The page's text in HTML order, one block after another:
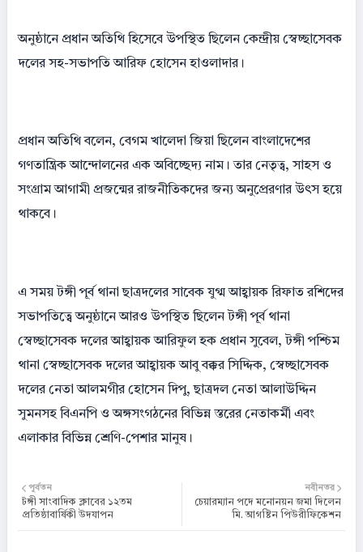
অনুষ্ঠানে প্রধান অতিথি হিসেবে উপস্থিত ছিলেন কেন্দ্রীয় স্বেচ্ছাসেবক
দলের সহ-সভাপতি আরিফ হোসেন হাওলাদার।
প্রধান অতিথি বলেন, বেগম খালেদা জিয়া ছিলেন বাংলাদেশের
গণতান্ত্রিক আন্দোলনের এক অবিচ্ছেদ্য নাম। তার নেতৃত্ব, সাহস ও
সংগ্রাম আগামী প্রজন্মের রাজনীতিকদের জন্য অনুপ্রেরণার উৎস হয়ে
থাকবে।
এ সময় টঙ্গী পূর্ব থানা ছাত্রদলের সাবেক যুগ্ম আহ্বায়ক রিফাত রশিদের
সভাপতিত্বে অনুষ্ঠানে আরও উপস্থিত ছিলেন টঙ্গী পূর্ব থানা
স্বেচ্ছাসেবক দলের আহ্বায়ক আরিফুল হক প্রধান সুবেল, টঙ্গী পশ্চিম
থানা স্বেচ্ছাসেবক দলের আহ্বায়ক আবু বক্কর সিদ্দিক, স্বেচ্ছাসেবক
দলের নেতা আলমগীর হোসেন দিপু, ছাত্রদল নেতা আলাউদ্দিন
সুমনসহ বিএনপি ও অঙ্গসংগঠনের বিভিন্ন স্তরের নেতাকর্মী এবং
এলাকার বিভিন্ন শ্রেণি-পেশার মানুষ।
নবীনতর
চেয়ারম্যান পদে মনোনয়ন জমা দিলেন
মি. আগষ্টিন পিউরীফিকেশন
পূর্বতন
টঙ্গী সাংবাদিক ক্লাবের ১২তম
প্রতিষ্ঠাবার্ষিকী উদযাপন